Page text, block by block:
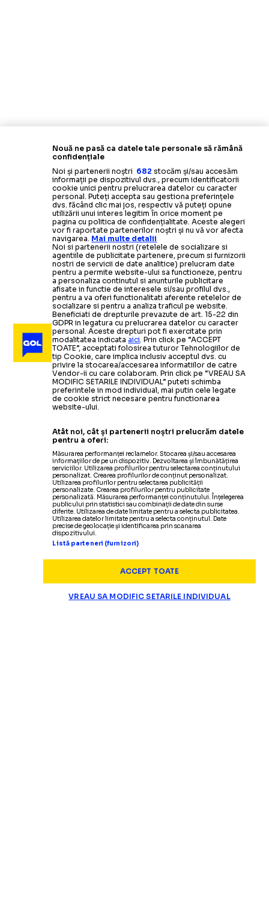
Nouă ne pasă ca datele tale personale să rămână
confidențiale
Noi și partenerii noștri 682 stocăm și/sau accesăm
informații pe dispozitivul dvs., precum identificatorii
cookie unici pentru prelucrarea datelor cu caracter
personal. Puteți accepta sau gestiona preferințele
dvs. făcând clic mai jos, respectiv vă puteți opune
utilizării unui interes legitim în orice moment pe
pagina cu politica de confidențialitate. Aceste alegeri
vor fi raportate partenerilor noștri și nu vă vor afecta
navigarea. Mai multe detalii
Noi si partenerii nostri (retelele de socializare si
agentiile de publicitate partenere, precum si furnizorii
nostri de servicii de date analitice) prelucram date
pentru a permite website-ului sa functioneze, pentru
a personaliza continutul si anunturile publicitare
afisate in functie de interesele si/sau profilul dvs.,
pentru a va oferi functionalitati aferente retelelor de
socializare si pentru a analiza traficul pe website.
Beneficiati de drepturile prevazute de art. 15-22 din
GDPR in legatura cu prelucrarea datelor cu caracter
personal. Aceste drepturi pot fi exercitate prin
modalitatea indicataaici. Prin click pe “ACCEPT
TOATE”, acceptati folosirea tuturor Tehnologiilor de
tip Cookie, care implica inclusiv acceptul dvs. cu
privire la stocarea/accesarea informatiilor de catre
Vendor-ii cu care colaboram. Prin click pe “VREAU SA
MODIFIC SETARILE INDIVIDUAL” puteti schimba
preferintele in mod individual, mai putin cele legate
de cookie strict necesare pentru functionarea
website-ului.
Atât noi, cât și partenerii noștri prelucrăm datele
pentru a oferi:
Măsurarea performanței reclamelor. Stocarea și/sau accesarea
informațiilor de pe un dispozitiv. Dezvoltarea și îmbunătățirea
serviciilor. Utilizarea profilurilor pentru selectarea conținutului
personalizat. Crearea profilurilor de conținut personalizat.
Utilizarea profilurilor pentru selectarea publicității
personalizate. Crearea profilurilor pentru publicitate
personalizată. Măsurarea performanței conținutului. Înțelegerea
publicului prin statistici sau combinații de date din surse
diferite. Utilizarea de date limitate pentru a selecta publicitatea.
Utilizarea datelor limitate pentru a selecta conținutul. Date
precise de geolocație și identificarea prin scanarea
dispozitivului.
Listă parteneri (furnizori)
ACCEPT TOATE
VREAU SA MODIFIC SETARILE INDIVIDUAL